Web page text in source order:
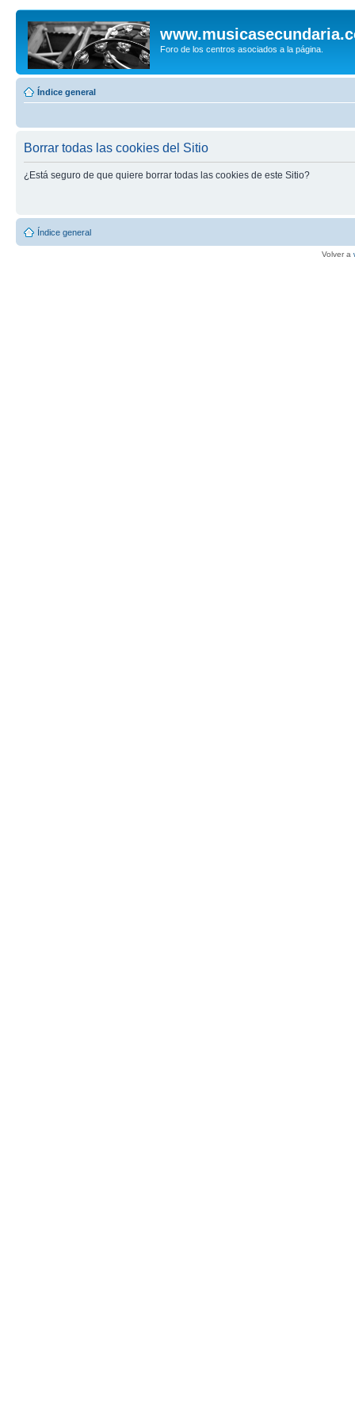
Foro de los centros asociados a la página.
Índice general
Borrar todas las cookies del Sitio
¿Está seguro de que quiere borrar todas las cookies de este Sitio?
Índice general
Volver a